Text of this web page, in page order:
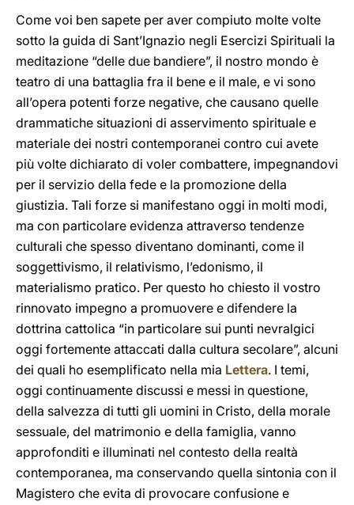
Come voi ben sapete per aver compiuto molte volte
sotto la guida di Sant’Ignazio negli Esercizi Spirituali la
meditazione “delle due bandiere”, il nostro mondo è
teatro di una battaglia fra il bene e il male, e vi sono
all’opera potenti forze negative, che causano quelle
drammatiche situazioni di asservimento spirituale e
materiale dei nostri contemporanei contro cui avete
più volte dichiarato di voler combattere, impegnandovi
per il servizio della fede e la promozione della
giustizia. Tali forze si manifestano oggi in molti modi,
ma con particolare evidenza attraverso tendenze
culturali che spesso diventano dominanti, come il
soggettivismo, il relativismo, l’edonismo, il
materialismo pratico. Per questo ho chiesto il vostro
rinnovato impegno a promuovere e difendere la
dottrina cattolica “in particolare sui punti nevralgici
oggi fortemente attaccati dalla cultura secolare”, alcuni
dei quali ho esemplificato nella mia Lettera. I temi,
oggi continuamente discussi e messi in questione,
della salvezza di tutti gli uomini in Cristo, della morale
sessuale, del matrimonio e della famiglia, vanno
approfonditi e illuminati nel contesto della realtà
contemporanea, ma conservando quella sintonia con il
Magistero che evita di provocare confusione e